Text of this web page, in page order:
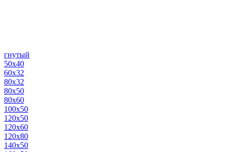
гнутый
50х40
60х32
80х32
80х50
80х60
100х50
120х50
120х60
120х80
140х50